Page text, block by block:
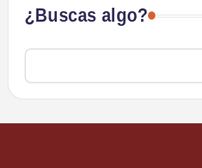
¿Buscas algo?